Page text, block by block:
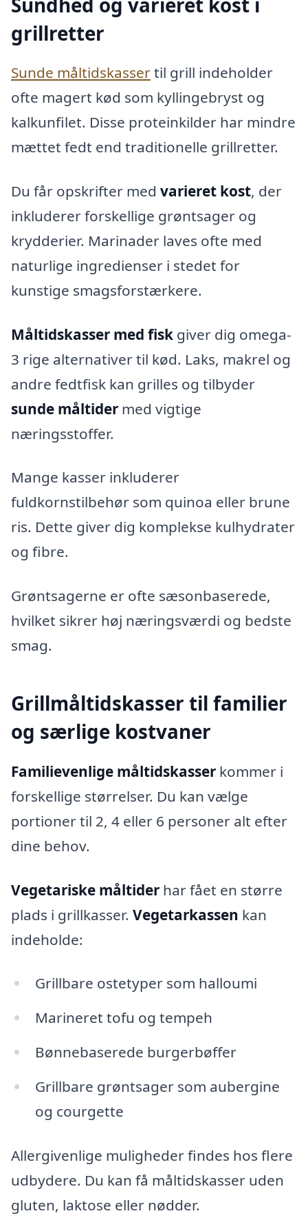
grillretter
Sunde måltidskassertil grill indeholder
ofte magert kød som kyllingebryst og
kalkunfilet. Disse proteinkilder har mindre
mættet fedt end traditionelle grillretter.
Du får opskrifter med varieret kost, der
inkluderer forskellige grøntsager og
krydderier. Marinader laves ofte med
naturlige ingredienser i stedet for
kunstige smagsforstærkere.
Måltidskasser med fisk giver dig omega-
3 rige alternativer til kød. Laks, makrel og
andre fedtfisk kan grilles og tilbyder
sunde måltider med vigtige
næringsstoffer.
Mange kasser inkluderer
fuldkornstilbehør som quinoa eller brune
ris. Dette giver dig komplekse kulhydrater
og fibre.
Grøntsagerne er ofte sæsonbaserede,
hvilket sikrer høj næringsværdi og bedste
smag.
Grillmåltidskasser til familier
og særlige kostvaner
Familievenlige måltidskasser kommer i
forskellige størrelser. Du kan vælge
portioner til 2, 4 eller 6 personer alt efter
dine behov.
Vegetariske måltider har fået en større
plads i grillkasser. Vegetarkassen kan
indeholde:
Grillbare ostetyper som halloumi
Marineret tofu og tempeh
Bønnebaserede burgerbøffer
Grillbare grøntsager som aubergine
og courgette
Allergivenlige muligheder findes hos flere
udbydere. Du kan få måltidskasser uden
gluten, laktose eller nødder.